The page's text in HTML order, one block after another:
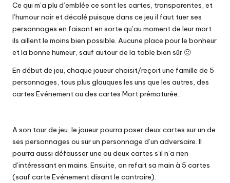
Ce qui m’a plu d’emblée ce sont les cartes, transparentes, et
l’humour noir et décalé puisque dans ce jeu il faut tuer ses
personnages en faisant en sorte qu’au moment de leur mort
ils aillent le moins bien possible. Aucune place pour le bonheur
et la bonne humeur, sauf autour de la table bien sûr 🙂
En début de jeu, chaque joueur choisit/reçoit une famille de 5
personnages, tous plus glauques les uns que les autres, des
cartes Evénement ou des cartes Mort prématurée.
A son tour de jeu, le joueur pourra poser deux cartes sur un de
ses personnages ou sur un personnage d’un adversaire. Il
pourra aussi défausser une ou deux cartes s’il n’a rien
d’intéressant en mains. Ensuite, on refait sa main à 5 cartes
(sauf carte Evénement disant le contraire).